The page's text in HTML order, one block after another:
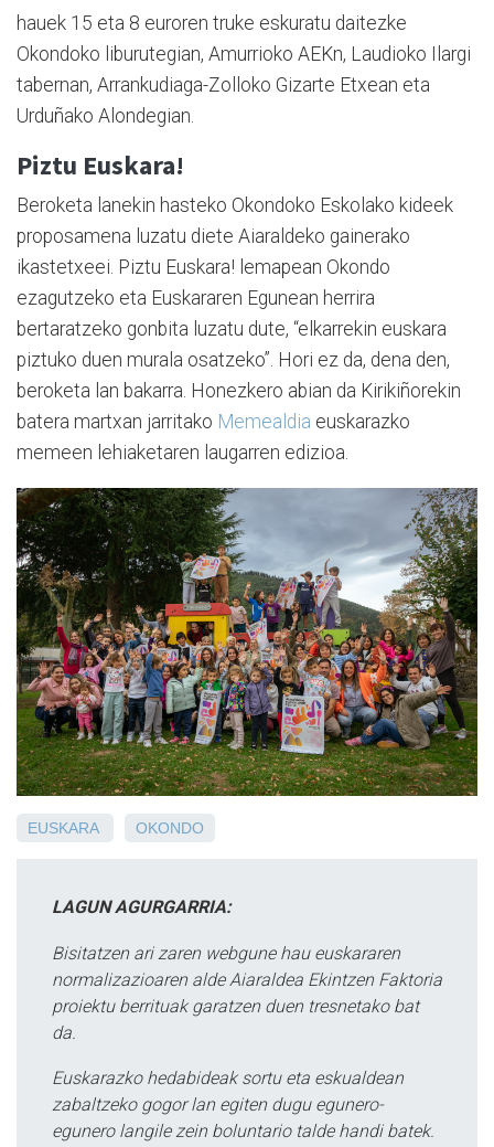
hauek 15 eta 8 euroren truke eskuratu daitezke
Okondoko liburutegian, Amurrioko AEKn, Laudioko Ilargi
tabernan, Arrankudiaga-Zolloko Gizarte Etxean eta
Urduñako Alondegian.
Piztu Euskara!
Beroketa lanekin hasteko Okondoko Eskolako kideek
proposamena luzatu diete Aiaraldeko gainerako
ikastetxeei. Piztu Euskara! lemapean Okondo
ezagutzeko eta Euskararen Egunean herrira
bertaratzeko gonbita luzatu dute, “elkarrekin euskara
piztuko duen murala osatzeko”. Hori ez da, dena den,
beroketa lan bakarra. Honezkero abian da Kirikiñorekin
batera martxan jarritako Memealdia euskarazko
memeen lehiaketaren laugarren edizioa.
EUSKARA OKONDO
LAGUN AGURGARRIA:
Bisitatzen ari zaren webgune hau euskararen
normalizazioaren alde Aiaraldea Ekintzen Faktoria
proiektu berrituak garatzen duen tresnetako bat
da.
Euskarazko hedabideak sortu eta eskualdean
zabaltzeko gogor lan egiten dugu egunero-
egunero langile zein boluntario talde handi batek.